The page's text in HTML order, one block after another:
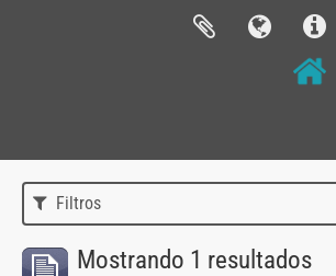
Filtros
Mostrando 1 resultados